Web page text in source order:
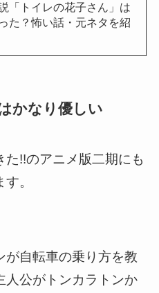
「トイレの花子さん」は
た？怖い話・元ネタを紹
かなり優しい
!!のアニメ版二期にも
。
が自転車の乗り方を教
人公がトンカラトンか